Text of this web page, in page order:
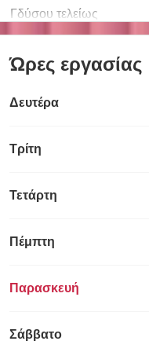
Γδύσου τελείως
Ώρες εργασίας
Δευτέρα
Τρίτη
Τετάρτη
Πέμπτη
Παρασκευή
Σάββατο